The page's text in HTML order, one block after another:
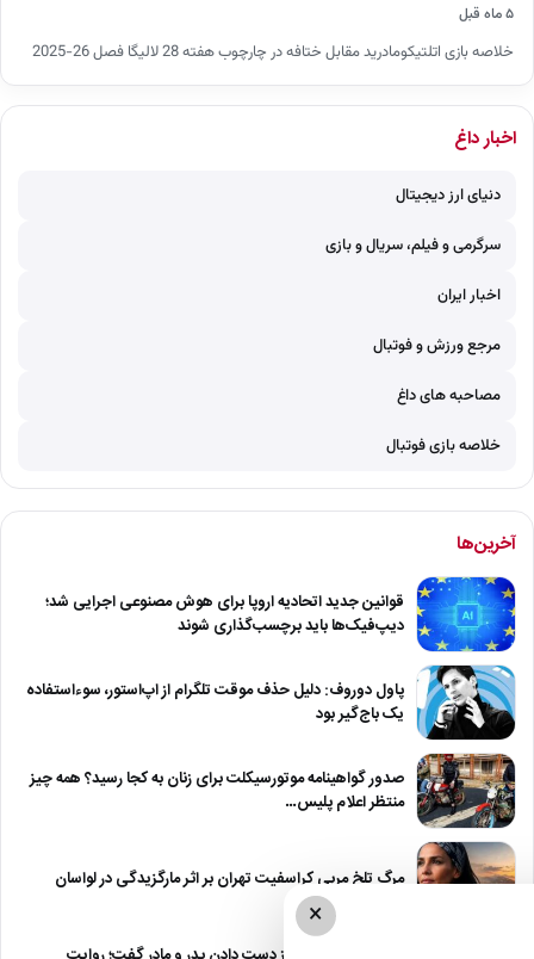
۵ ماه قبل
خلاصه بازی اتلتیکومادرید مقابل ختافه در چارچوب هفته 28 لالیگا فصل 26-2025
اخبار داغ
دنیای ارز دیجیتال
سرگرمی و فیلم، سریال و بازی
اخبار ایران
مرجع ورزش و فوتبال
مصاحبه های داغ
خلاصه بازی فوتبال
آخرین‌ها
قوانین جدید اتحادیه اروپا برای هوش مصنوعی اجرایی شد؛
دیپ‌فیک‌ها باید برچسب‌گذاری شوند
پاول دوروف: دلیل حذف موقت تلگرام از اپ‌استور، سوءاستفاده
یک باج‌گیر بود
صدور گواهینامه موتورسیکلت برای زنان به کجا رسید؟ همه چیز
منتظر اعلام پلیس…
مرگ تلخ مربی کراسفیت تهران بر اثر مارگزیدگی در لواسان
×